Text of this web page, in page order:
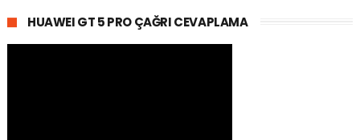
HUAWEI GT 5 PRO ÇAĞRI CEVAPLAMA